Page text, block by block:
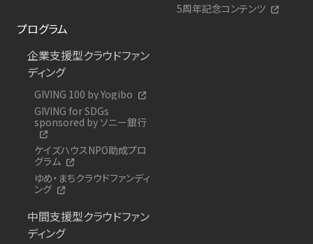
5周年記念コンテンツ
プログラム
企業支援型クラウドファン
ディング
GIVING 100 by Yogibo
GIVING for SDGs
sponsored by ソニー銀行
ケイズハウスNPO助成プロ
グラム
ゆめ・まちクラウドファンディ
ング
中間支援型クラウドファン
ディング